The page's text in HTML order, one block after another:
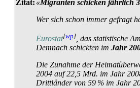
Zitat: «Migranten schicken jährlich
Wer sich schon immer gefragt
Eurostat[wp] , das statistische
Demnach schickten im Jahr
Die Zunahme der
2004 auf 22,5 Mrd. im Jahr
Drittländer von 59 % im Jahr